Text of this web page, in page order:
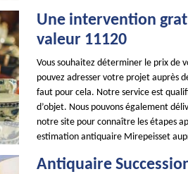
Une intervention
valeur 11120
Vous souhaitez déterminer le prix de
pouvez adresser votre projet auprès
faut pour cela. Notre service est
d’objet. Nous pouvons également
notre site pour connaître les étapes
estimation antiquaire Mirepeisset
Antiquaire